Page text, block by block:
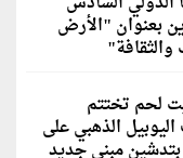
بعنوان "الأرض
لحم تختتم
اليوبيل الذهبي على
مبنى جديد